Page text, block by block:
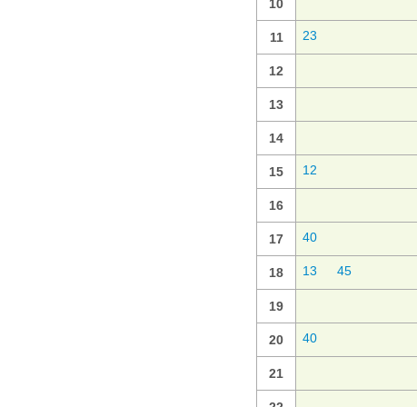
10
11 23
12
13
14
15 12
16
17 40
18 13 45
19
20 40
21